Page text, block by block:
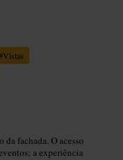
Vistas
da fachada. O acesso
a experiência